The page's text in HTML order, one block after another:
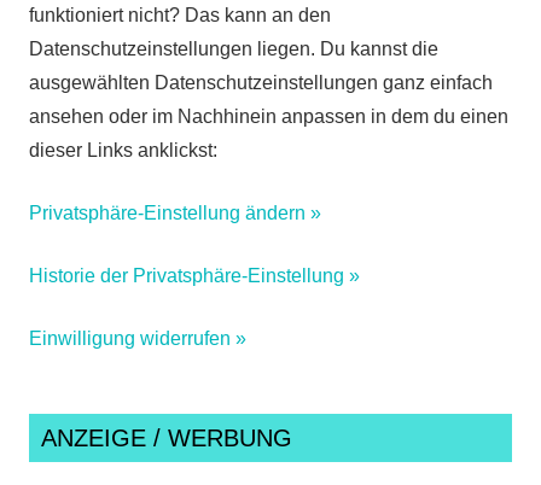
funktioniert nicht? Das kann an den
Datenschutzeinstellungen liegen. Du kannst die
ausgewählten Datenschutzeinstellungen ganz einfach
ansehen oder im Nachhinein anpassen in dem du einen
dieser Links anklickst:
Privatsphäre-Einstellung ändern »
Historie der Privatsphäre-Einstellung »
Einwilligung widerrufen »
ANZEIGE / WERBUNG